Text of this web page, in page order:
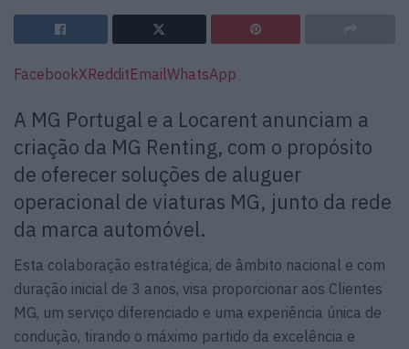
FacebookXRedditEmailWhatsApp
A MG Portugal e a Locarent anunciam a
criação da MG Renting, com o propósito
de oferecer soluções de aluguer
operacional de viaturas MG, junto da rede
da marca automóvel.
Esta colaboração estratégica, de âmbito nacional e com
duração inicial de 3 anos, visa proporcionar aos Clientes
MG, um serviço diferenciado e uma experiência única de
condução, tirando o máximo partido da excelência e